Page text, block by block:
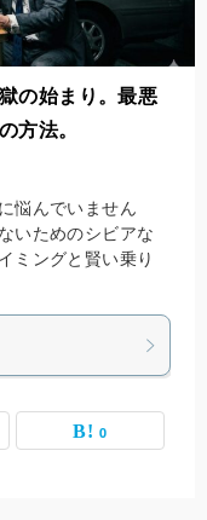
の始まり。最悪
方法。
悩んでいません
いためのシビアな
ミングと賢い乗り
0